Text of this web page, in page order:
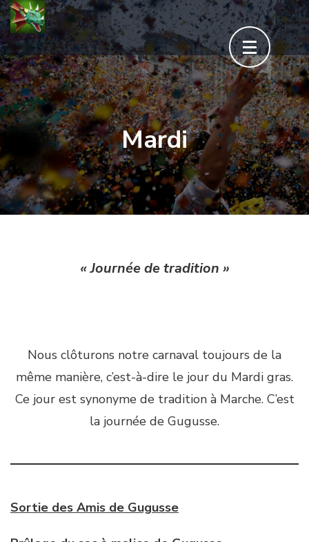
Aller
au
contenu
(Pressez
Entrée)
Mardi
« Journée de tradition »
Nous clôturons notre carnaval toujours de la
même manière, c’est-à-dire le jour du Mardi gras.
Ce jour est synonyme de tradition à Marche. C’est
la journée de Gugusse.
Sortie des Amis de Gugusse